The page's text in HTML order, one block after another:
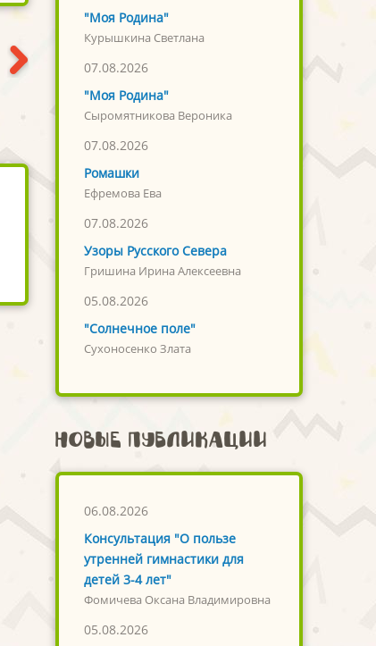
"Моя Родина"
Курышкина Светлана
07.08.2026
"Моя Родина"
Сыромятникова Вероника
07.08.2026
Ромашки
Ефремова Ева
07.08.2026
Узоры Русского Севера
Гришина Ирина Алексеевна
05.08.2026
"Солнечное поле"
Сухоносенко Злата
Новые публикации
06.08.2026
Консультация "О пользе
утренней гимнастики для
детей 3-4 лет"
Фомичева Оксана Владимировна
05.08.2026